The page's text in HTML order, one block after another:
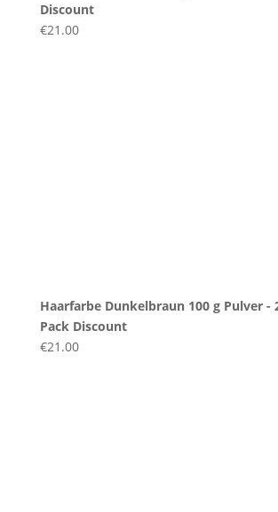
Discount
€21.00
Haarfarbe Dunkelbraun 100 g Pulver -
Pack Discount
€21.00